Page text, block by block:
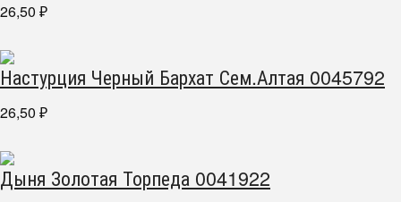
26,50 ₽
Настурция Черный Бархат Сем.Алтая 0045792
26,50 ₽
Дыня Золотая Торпеда 0041922